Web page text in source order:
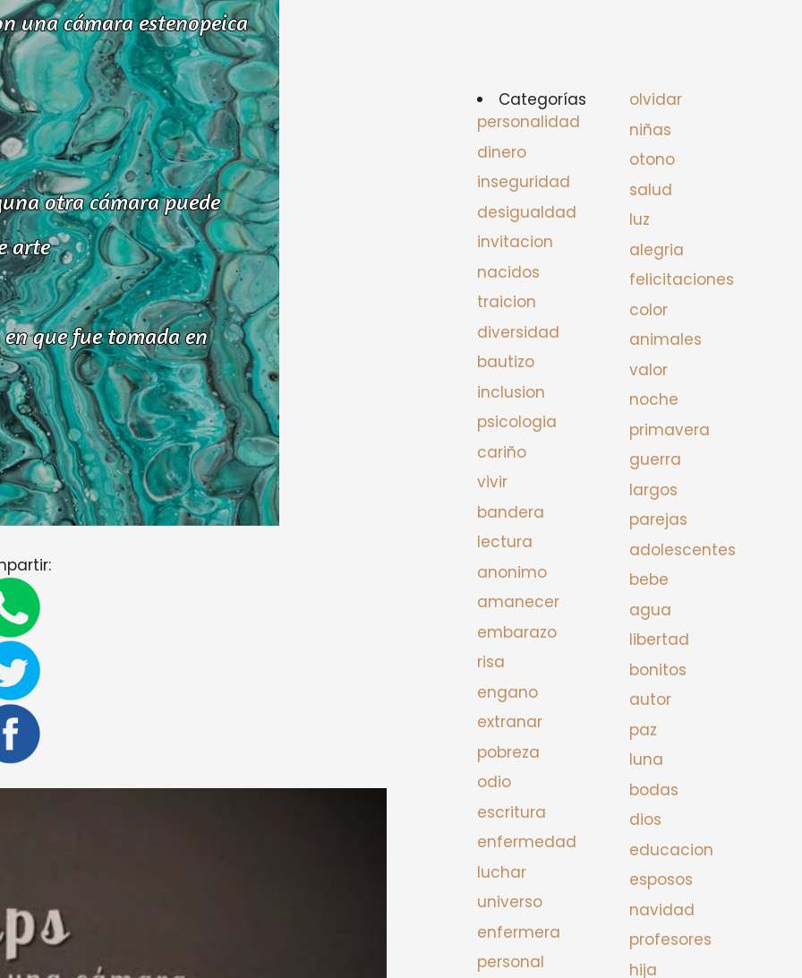
Categorías
personalidad
dinero
inseguridad
desigualdad
invitacion
nacidos
traicion
diversidad
bautizo
inclusion
psicologia
cariño
vivir
bandera
lectura
anonimo
amanecer
embarazo
risa
engano
extranar
pobreza
odio
escritura
enfermedad
luchar
universo
enfermera
personal
olvidar
niñas
otono
salud
luz
alegria
felicitaciones
color
animales
valor
noche
primavera
guerra
largos
parejas
adolescentes
bebe
agua
libertad
bonitos
autor
paz
luna
bodas
dios
educacion
esposos
navidad
profesores
hija